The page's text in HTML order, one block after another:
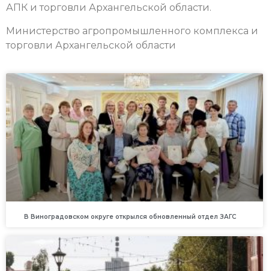
АПК и торговли Архангельской области.
Министерство агропромышленного комплекса и
торговли Архангельской области
В Виноградовском округе открылся обновленный отдел ЗАГС